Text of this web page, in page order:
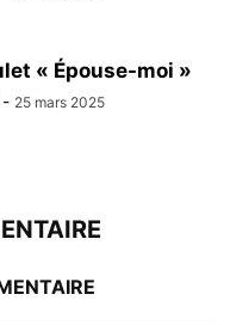
« Épouse-moi »
- 25 mars 2025